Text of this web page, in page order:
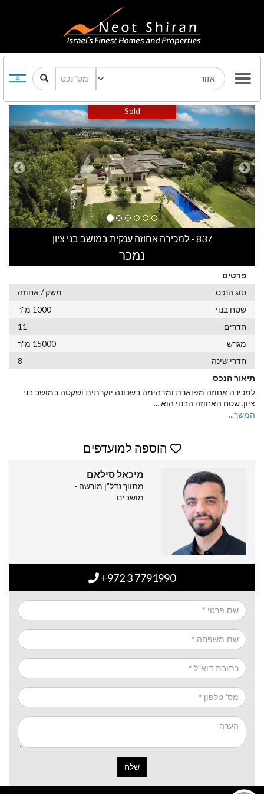
Sold
Previous Next
837 - למכירה אחוזה ענקית במושב בני ציון
נמכר
פרטים
סוג הנכס
משק / אחוזה
שטח בנוי
1000 מ"ר
חדרים
11
מגרש
15000 מ"ר
חדרי שינה
8
תיאור הנכס
למכירה אחוזה מפוארת ומדהימה בשכונה יוקרתית ושקטה במושב בני
ציון. שטח האחוזה הבנוי הוא...
המשך...
הוספה למועדפים
מיכאל סילאם
מתווך נדל"ן מורשה -
מושבים
+972 3 7791990
שלח